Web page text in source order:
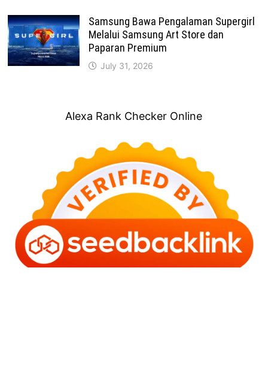
Samsung Bawa Pengalaman Supergirl
Melalui Samsung Art Store dan
Paparan Premium
July 31, 2026
Alexa Rank Checker Online